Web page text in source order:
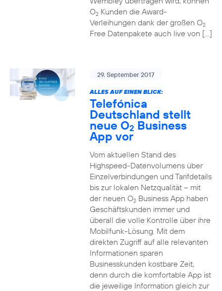
O2Kunden die Award-
Verleihungen dank der großen O2
Free Datenpakete auch live von […]
29. September 2017
ALLES AUF EINEN BLICK:
Telefónica
Deutschland stellt
neue O2 Business
App vor
Vom aktuellen Stand des
Highspeed-Datenvolumens über
Einzelverbindungen und Tarifdetails
bis zur lokalen Netzqualität – mit
der neuen O2Business App haben
Geschäftskunden immer und
überall die volle Kontrolle über ihre
Mobilfunk-Lösung. Mit dem
direkten Zugriff auf alle relevanten
Informationen sparen
Businesskunden kostbare Zeit,
denn durch die komfortable App ist
die jeweilige Information gleich zur